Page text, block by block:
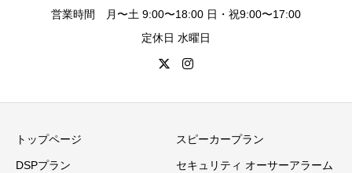
営業時間 月〜土 9:00〜18:00 日・祝9:00〜17:00
定休日 水曜日
トップページ スピーカープラン
DSPプラン セキュリティ オーサーアラーム